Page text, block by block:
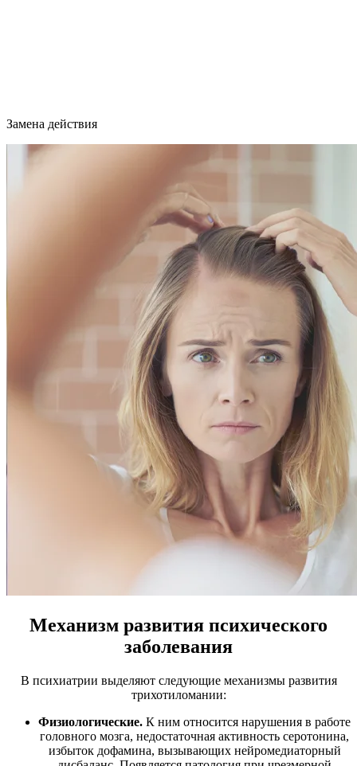
Замена действия
Механизм развития психического
заболевания
В психиатрии выделяют следующие механизмы развития
трихотиломании:
Физиологические. К ним относится нарушения в работе
головного мозга, недостаточная активность серотонина,
избыток дофамина, вызывающих нейромедиаторный